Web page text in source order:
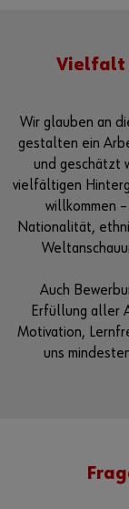
Vielfalt
Wir glauben an
gestalten ein
und geschätzt
vielfältigen
willkommen
Nationalität,
Auch
Erfüllung aller
Motivation,
uns